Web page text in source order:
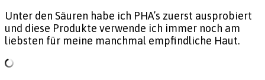
Unter den Säuren habe ich PHA’s zuerst ausprobiert
und diese Produkte verwende ich immer noch am
liebsten für meine manchmal empfindliche Haut.